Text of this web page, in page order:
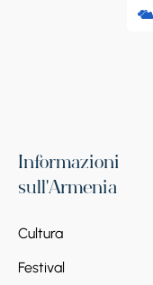
Informazioni
sull'Armenia
Cultura
Festival